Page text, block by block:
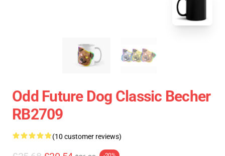
Odd Future Dog Classic Becher
RB2709
(10 customer reviews)